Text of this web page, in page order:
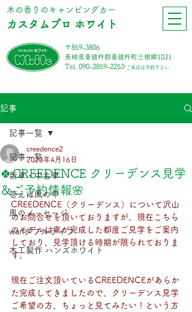
​木の香りのキャンピングカー
カスタムプロ ホワイト
〒859-3806
長崎県東彼杵郡東彼杵町三根郷1031
Tel. 090-2859-2253*ご来店は予約下さい
記事
記事一覧
新車・中古車
答えは風の中
風のメッセージ
wanダフルライフ
木工製作 ハンズホワイト
記事一覧
🍀CREEDENCE クリーデンス見学
＆ご予約情報🌸
creedence2
2023年4月16日
CREEDENCE（クリーデンス）について沢山
のお問合せを頂いておりますが、現在こちら
のモデルは車が完成した都度ご見学をご案内
しており、見学頂ける時期が限られておりま
す。
現在ご注文頂いているCREEDENCEがあらか
た完成してきましたので、クリーデンス見学
ご希望の方、ちょっと見てみたい！という方